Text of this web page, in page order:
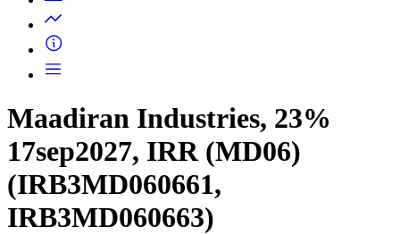
Maadiran Industries, 23%
17sep2027, IRR (MD06)
(IRB3MD060661,
IRB3MD060663)